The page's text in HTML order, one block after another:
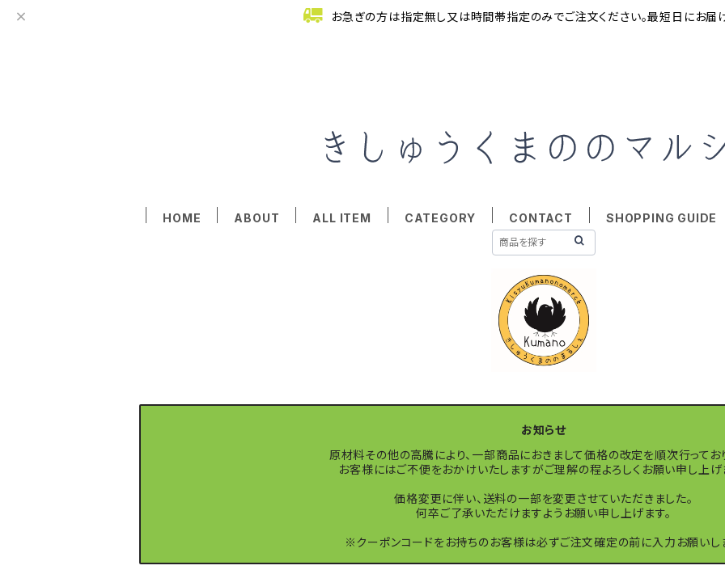
お急ぎの方は指定無し又は時間帯指定のみでご注文ください。最短日にお届
HOME ABOUT ALL ITEM CATEGORY CONTACT SHOPPING GUIDE
お知らせ
原材料その他の高騰により、一部商品におきまして価格の改定を順次行ってお
お客様にはご不便をおかけいたしますがご理解の程よろしくお願い申し上げ
価格変更に伴い、送料の一部を変更させていただきました。
何卒ご了承いただけますようお願い申し上げます。
※クーポンコードをお持ちのお客様は必ずご注文確定の前に入力お願いし